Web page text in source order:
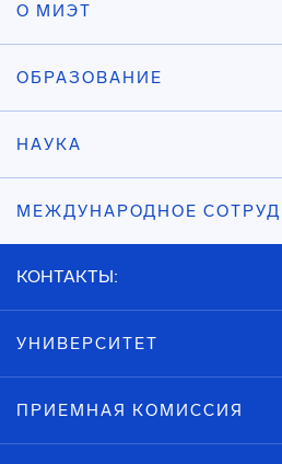
О МИЭТ
ОБРАЗОВАНИЕ
НАУКА
МЕЖДУНАРОДНОЕ
КОНТАКТЫ:
УНИВЕРСИТЕТ
ПРИЕМНАЯ КОМИССИЯ